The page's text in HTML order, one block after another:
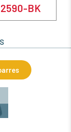
BK